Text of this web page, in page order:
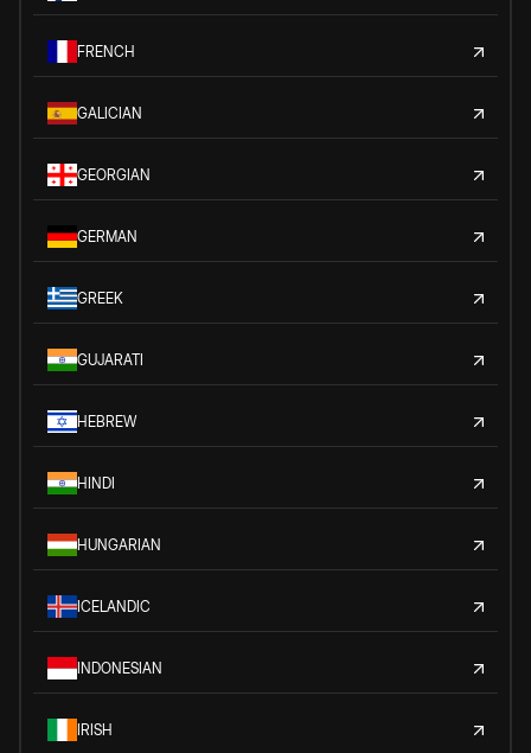
FRENCH
GALICIAN
GEORGIAN
GERMAN
GREEK
GUJARATI
HEBREW
HINDI
HUNGARIAN
ICELANDIC
INDONESIAN
IRISH